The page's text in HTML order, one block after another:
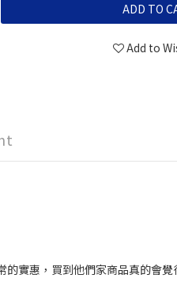
ADD TO
Add to
實惠，買到他們家商品真的會覺